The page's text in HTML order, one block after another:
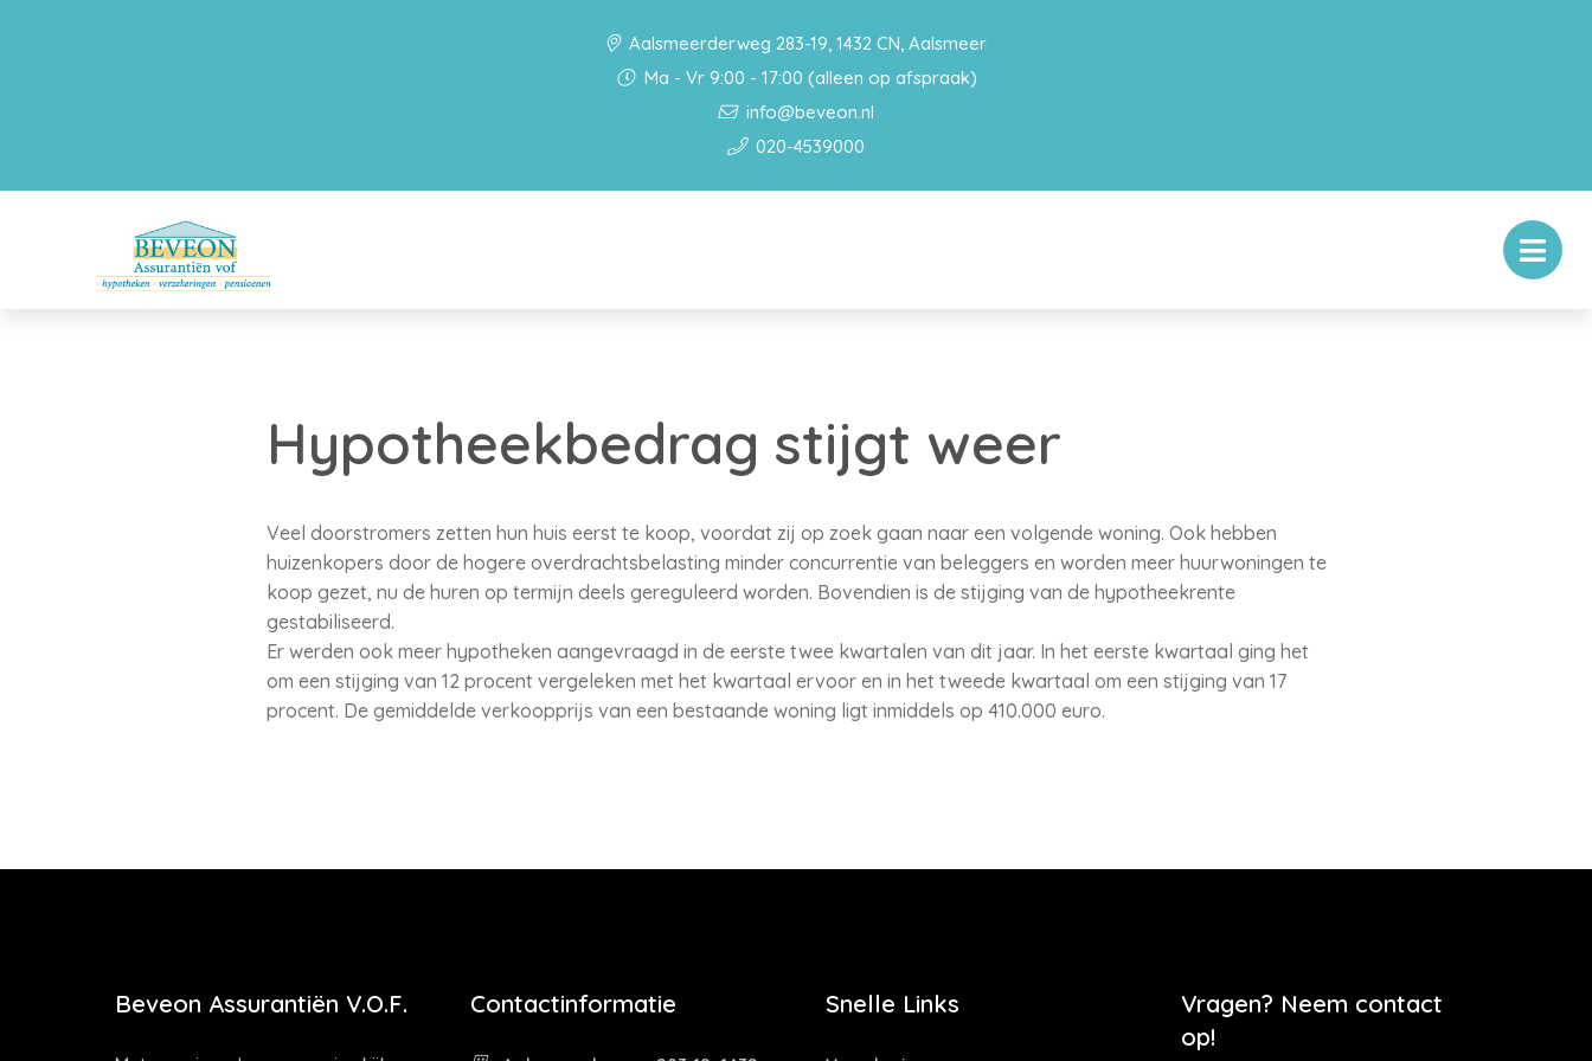
Aalsmeerderweg 283-19, 1432 CN, Aalsmeer
Ma - Vr 9:00 - 17:00 (alleen op afspraak)
info@beveon.nl
020-4539000
Hypotheekbedrag stijgt weer
Veel doorstromers zetten hun huis eerst te koop, voordat zij op zoek gaan naar een volgende woning. Ook hebben
huizenkopers door de hogere overdrachtsbelasting minder concurrentie van beleggers en worden meer huurwoningen te
koop gezet, nu de huren op termijn deels gereguleerd worden. Bovendien is de stijging van de hypotheekrente
gestabiliseerd.
Er werden ook meer hypotheken aangevraagd in de eerste twee kwartalen van dit jaar. In het eerste kwartaal ging het
om een stijging van 12 procent vergeleken met het kwartaal ervoor en in het tweede kwartaal om een stijging van 17
procent. De gemiddelde verkoopprijs van een bestaande woning ligt inmiddels op 410.000 euro.
Beveon Assurantiën V.O.F. Contactinformatie Snelle Links
Vragen? Neem contact
op!